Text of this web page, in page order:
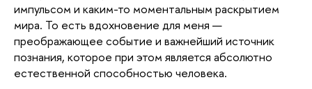
импульсом и каким-то моментальным раскрытием
мира. То есть вдохновение для меня —
преображающее событие и важнейший источник
познания, которое при этом является абсолютно
естественной способностью человека.